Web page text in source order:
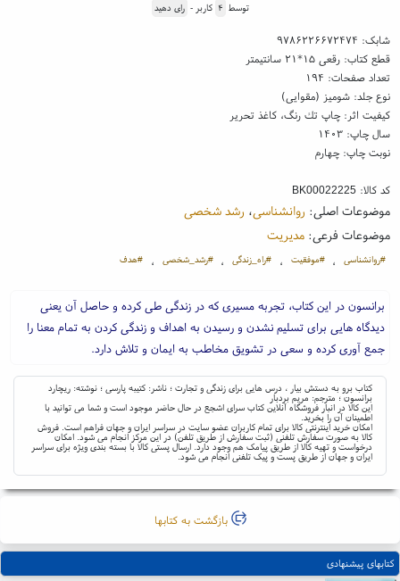
توسط ۴ کاربر - رای دهید
شابک: ۹۷۸۶۲۲۶۶۷۲۴۷۴
قطع کتاب: رقعی ۱۵*۲۱ سانتیمتر
تعداد صفحات: ۱۹۴
نوع جلد: شومیز (مقوایی)
کیفیت اثر: چاپ تك رنگ، کاغذ تحریر
سال چاپ: ۱۴۰۳
نوبت چاپ: چهارم
کد کالا:BK00022225
موضوعات اصلی: روانشناسی، رشد شخصی
موضوعات فرعی:مدیریت
#روانشناسی ، #موفقیت ، #راه_زندگی ، #رشد_شخصی ، #هدف
برانسون در این کتاب، تجربه مسیری که در زندگی طی کرده و حاصل آن یعنی
دیدگاه هایی برای تسلیم نشدن و رسیدن به اهداف و زندگی کردن به تمام معنا را
جمع آوری کرده و سعی در تشویق مخاطب به ایمان و تلاش دارد.
کتاب برو به دستش بیار ، درس هایی برای زندگی و تجارت ؛ ناشر: کتیبه پارسی ؛ نوشته: ریچارد
برانسون ؛ مترجم: مریم بردبار
این کالا در انبار فروشگاه آنلاین کتاب سرای اشجع در حال حاضر موجود است و شما می توانید با
اطمینان آن را بخرید.
امکان خرید اینترنتی کالا برای تمام کاربران عضو سایت در سراسر ایران و جهان فراهم است. فروش
کالا به صورت سفارش تلفنی (ثبت سفارش از طریق تلفن) در این مرکز انجام می شود. امکان
درخواست و تهیه کالا از طریق پیامک هم وجود دارد. ارسال پستی کالا با بسته بندی ویژه برای سراسر
ایران و جهان از طریق پست و پیک تلفنی انجام می شود.
بازگشت به کتابها
کتابهای پیشنهادی